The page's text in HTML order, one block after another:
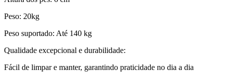
Peso: 20kg
Peso suportado: Até 140 kg
Qualidade excepcional e durabilidade:
Fácil de limpar e manter, garantindo praticidade no dia a dia